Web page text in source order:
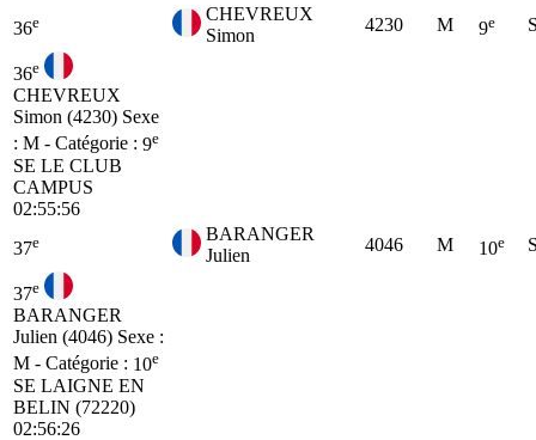
36e
CHEVREUX
Simon
4230 M 9e
36e
CHEVREUX
Simon (4230) Sexe
: M - Catégorie : 9e
SE LE CLUB
CAMPUS
02:55:56
37e
BARANGER
Julien
4046 M 10e
37e
BARANGER
Julien (4046) Sexe :
M - Catégorie : 10e
SE LAIGNE EN
BELIN (72220)
02:56:26